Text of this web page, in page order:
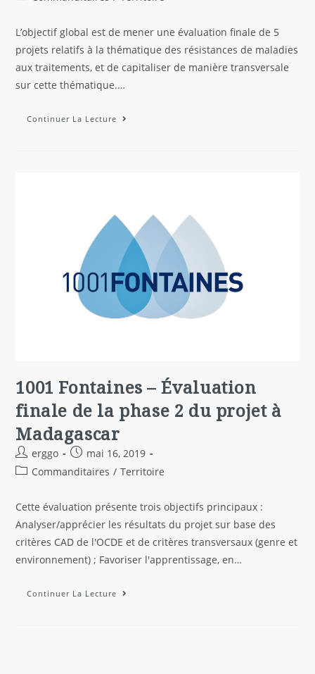
L’objectif global est de mener une évaluation finale de 5
projets relatifs à la thématique des résistances de maladies
aux traitements, et de capitaliser de manière transversale
sur cette thématique.…
Continuer La Lecture
1001 Fontaines – Évaluation
finale de la phase 2 du projet à
Madagascar
erggo
mai 16, 2019
Commanditaires / Territoire
Cette évaluation présente trois objectifs principaux :
Analyser/apprécier les résultats du projet sur base des
critères CAD de l'OCDE et de critères transversaux (genre et
environnement) ; Favoriser l'apprentissage, en…
Continuer La Lecture